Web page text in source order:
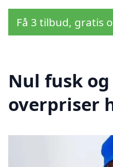
Få 3 tilbud, gratis
Nul fusk
overpriser